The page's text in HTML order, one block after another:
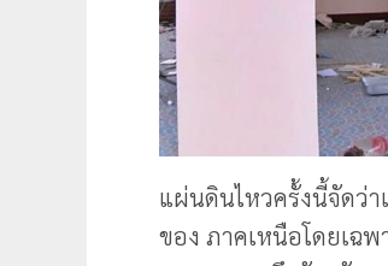
แผ่นดินไหวครั้งนี้จัดว่
ของ ภาคเหนือโดยเฉ